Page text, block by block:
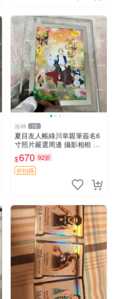
洛神 19
夏目友人帳綠川幸親筆簽名6
寸照片嚴選周邊 攝影相框 網
路認證 夏目友人帳收藏 簽名
照 6寸
$670 92折
折扣碼